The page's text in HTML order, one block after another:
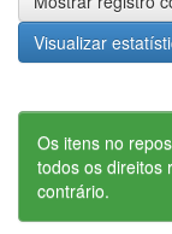
Visualizar
Os itens no
todos os direitos
contrário.